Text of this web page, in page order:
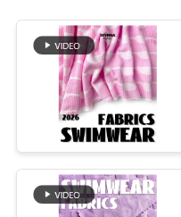
PRIVACY
POLICY